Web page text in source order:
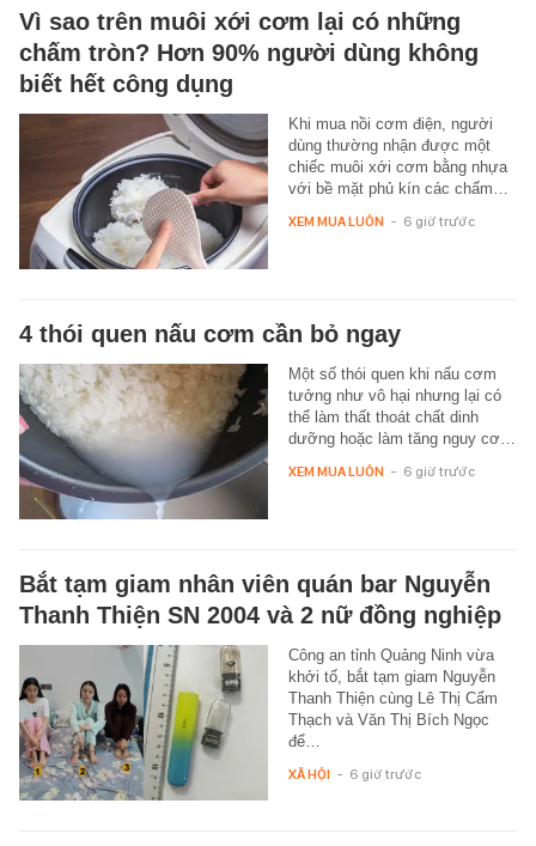
Vì sao trên muôi xới cơm lại có những
chấm tròn? Hơn 90% người dùng không
biết hết công dụng
Khi mua nồi cơm điện, người
dùng thường nhận được một
chiếc muôi xới cơm bằng nhựa
với bề mặt phủ kín các chấm…
XEM MUA LUÔN - 6 giờ trước
4 thói quen nấu cơm cần bỏ ngay
Một số thói quen khi nấu cơm
tưởng như vô hại nhưng lại có
thể làm thất thoát chất dinh
dưỡng hoặc làm tăng nguy cơ…
XEM MUA LUÔN - 6 giờ trước
Bắt tạm giam nhân viên quán bar Nguyễn
Thanh Thiện SN 2004 và 2 nữ đồng nghiệp
Công an tỉnh Quảng Ninh vừa
khởi tố, bắt tạm giam Nguyễn
Thanh Thiện cùng Lê Thị Cẩm
Thạch và Văn Thị Bích Ngọc
để…
XÃ HỘI - 6 giờ trước